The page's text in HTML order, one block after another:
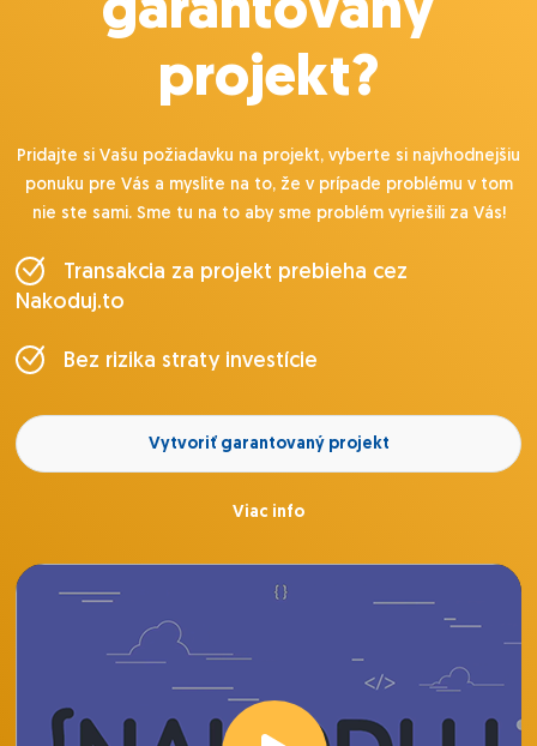
garantovaný
projekt?
Pridajte si Vašu požiadavku na projekt, vyberte si najvhodnejšiu
ponuku pre Vás a myslite na to, že v prípade problému v tom
nie ste sami. Sme tu na to aby sme problém vyriešili za Vás!
Transakcia za projekt prebieha cez
Nakoduj.to
Bez rizika straty investície
Vytvoriť garantovaný projekt
Viac info